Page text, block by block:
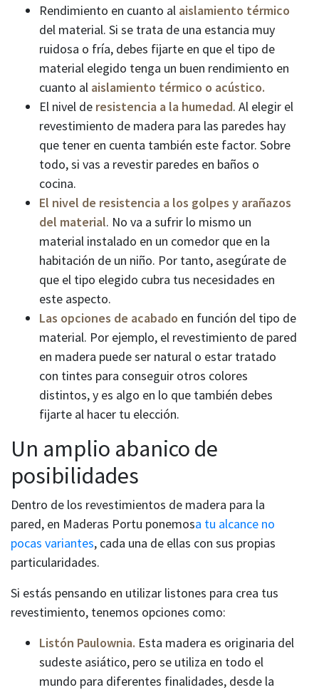
Rendimiento en cuanto al aislamiento térmico
del material. Si se trata de una estancia muy
ruidosa o fría, debes fijarte en que el tipo de
material elegido tenga un buen rendimiento en
cuanto al aislamiento térmico o acústico.
El nivel de resistencia a la humedad. Al elegir el
revestimiento de madera para las paredes hay
que tener en cuenta también este factor. Sobre
todo, si vas a revestir paredes en baños o
cocina.
El nivel de resistencia a los golpes y arañazos
del material. No va a sufrir lo mismo un
material instalado en un comedor que en la
habitación de un niño. Por tanto, asegúrate de
que el tipo elegido cubra tus necesidades en
este aspecto.
Las opciones de acabado en función del tipo de
material. Por ejemplo, el revestimiento de pared
en madera puede ser natural o estar tratado
con tintes para conseguir otros colores
distintos, y es algo en lo que también debes
fijarte al hacer tu elección.
Un amplio abanico de
posibilidades
Dentro de los revestimientos de madera para la
pared, en Maderas Portu ponemosa tu alcance no
pocas variantes, cada una de ellas con sus propias
particularidades.
Si estás pensando en utilizar listones para crea tus
revestimiento, tenemos opciones como:
Listón Paulownia. Esta madera es originaria del
sudeste asiático, pero se utiliza en todo el
mundo para diferentes finalidades, desde la